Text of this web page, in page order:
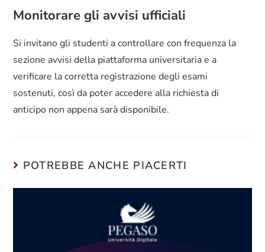
Monitorare gli avvisi ufficiali
Si invitano gli studenti a controllare con frequenza la
sezione avvisi della piattaforma universitaria e a
verificare la corretta registrazione degli esami
sostenuti, così da poter accedere alla richiesta di
anticipo non appena sarà disponibile.
POTREBBE ANCHE PIACERTI